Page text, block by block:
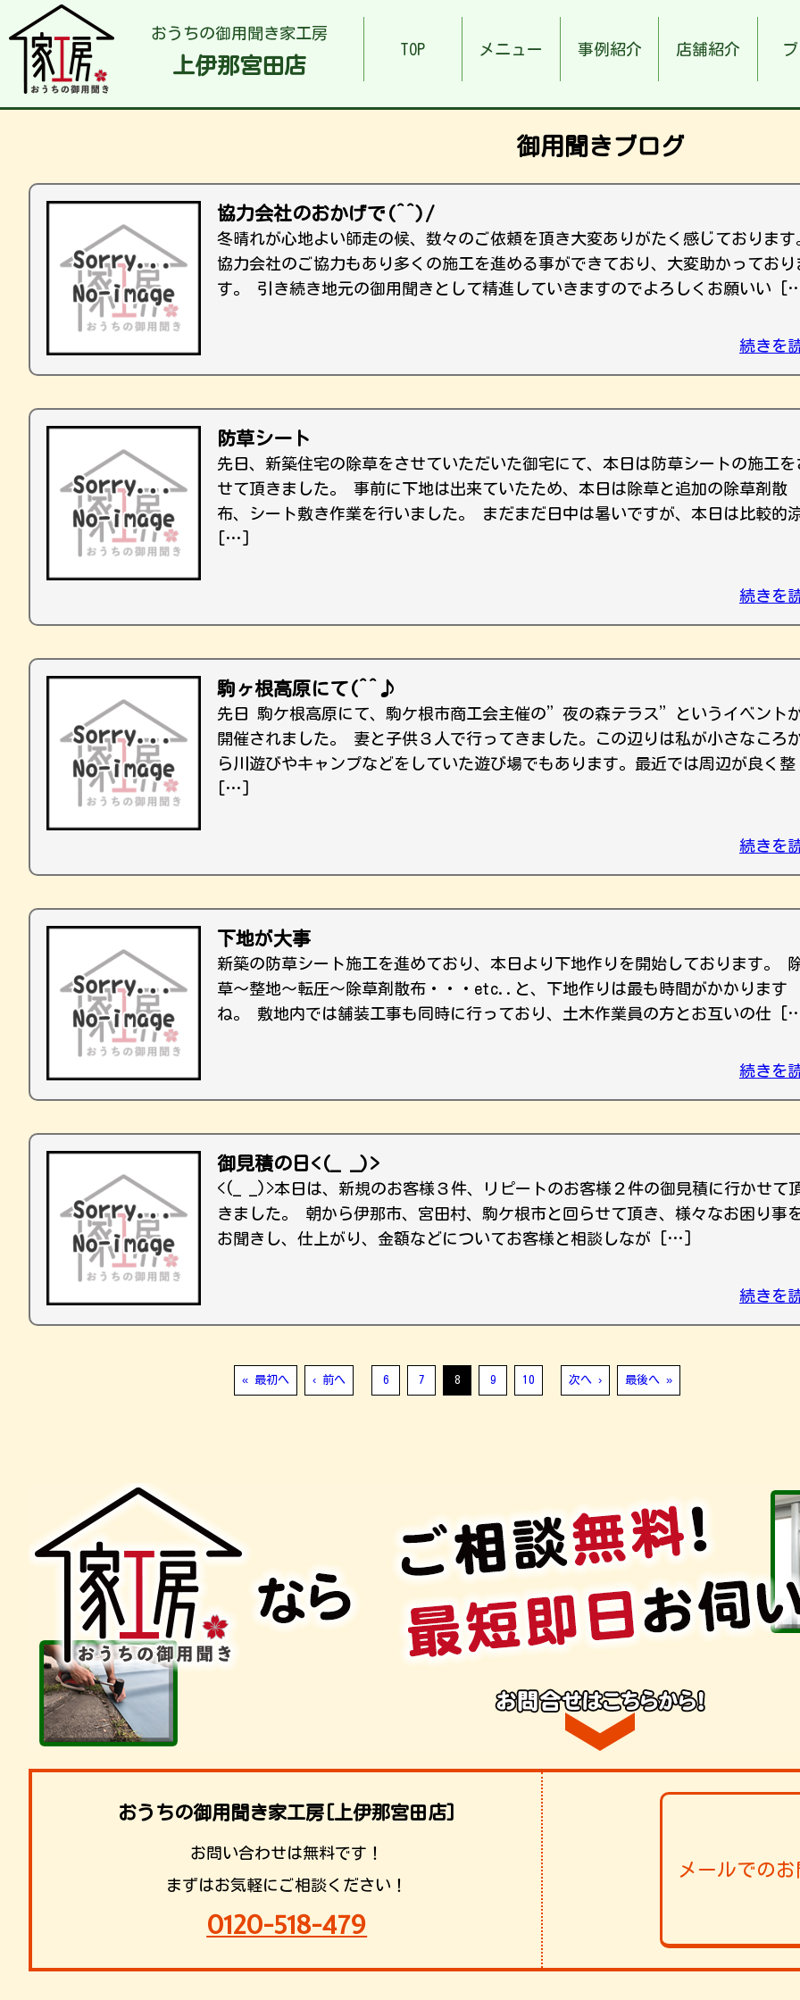
おうちの御用聞き家工房
上伊那宮田店
TOP メニュー 事例紹介 店舗紹介
御用聞きブログ
協力会社のおかげで(^^)/
冬晴れが心地よい師走の候、数々のご依頼を頂き大変ありがたく感じております
協力会社のご協力もあり多くの施工を進める事ができており、大変助かっており
す。 引き続き地元の御用聞きとして精進していきますのでよろしくお願いい
続きを
防草シート
先日、新築住宅の除草をさせていただいた御宅にて、本日は防草シートの施工を
せて頂きました。 事前に下地は出来ていたため、本日は除草と追加の除草剤散
布、シート敷き作業を行いました。 まだまだ日中は暑いですが、本日は比較的
[…]
続きを
駒ヶ根高原にて(^^♪
先日 駒ケ根高原にて、駒ケ根市商工会主催の”夜の森テラス”というイベント
開催されました。 妻と子供３人で行ってきました。この辺りは私が小さなころ
ら川遊びやキャンプなどをしていた遊び場でもあります。最近では周辺が良く整
[…]
続きを
下地が大事
新築の防草シート施工を進めており、本日より下地作りを開始しております。
草～整地～転圧～除草剤散布・・・etc..と、下地作りは最も時間がかかります
ね。 敷地内では舗装工事も同時に行っており、土木作業員の方とお互いの仕
続きを
御見積の日<(_ _)>
<(_ _)>本日は、新規のお客様３件、リピートのお客様２件の御見積に行かせて
きました。 朝から伊那市、宮田村、駒ケ根市と回らせて頂き、様々なお困り事
お聞きし、仕上がり、金額などについてお客様と相談しなが […]
続きを
« 最初へ ‹ 前へ 6 7 8 9 10 次へ › 最後へ »
おうちの御用聞き家工房[上伊那宮田店]
お問い合わせは無料です！
まずはお気軽にご相談ください！
0120-518-479
メールでの